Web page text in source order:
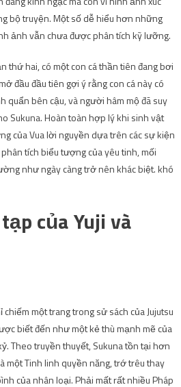
bộ truyện. Một số dễ hiểu hơn những
ảnh vẫn chưa được phân tích kỹ lưỡng.
thứ hai, có một con cá thần tiên đang bơi
đầu đầu tiên gợi ý rằng con cá này có
quẩn bên cậu, và người hâm mộ đã suy
Sukuna. Hoàn toàn hợp lý khi sinh vật
của Vua lời nguyền dựa trên các sự kiện
tích biểu tượng của yêu tinh, mối
như ngày càng trở nên khác biệt. khó
của Yuji và
chiếm một trang trong sử sách của Jujutsu
biết đến như một kẻ thù mạnh mẽ của
Theo truyền thuyết, Sukuna tồn tại hơn
một Tinh linh quyền năng, trớ trêu thay
của nhân loại. Phải mất rất nhiều Pháp